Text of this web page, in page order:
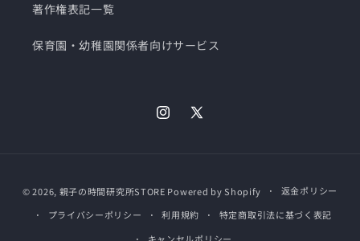
著作権表記一覧
保育園・幼稚園関係者向けサービス
Instagram
X
済
方
© 2026, 親子の時間研究所STORE Powered by Shopify
返金ポリシー
プライバシーポリシー
利用規約
特定商取引法に基づく表記